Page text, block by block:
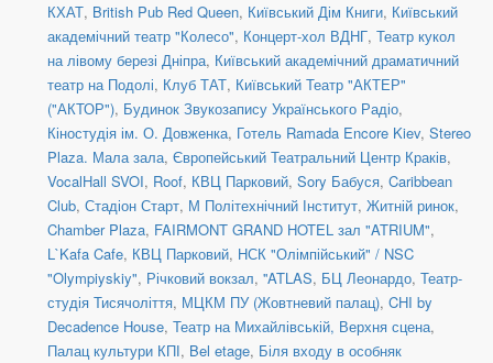
КХАТ, British Pub Red Queen, Київський Дім Книги, Київський
академічний театр "Колесо", Концерт-хол ВДНГ, Театр кукол
на лівому березі Дніпра, Київський академічний драматичний
театр на Подолі, Клуб ТАТ, Київський Театр "АКТЕР"
("АКТОР"), Будинок Звукозапису Українського Радіо,
Кіностудія ім. О. Довженка, Готель Ramada Encore Kiev, Stereo
Plaza. Мала зала, Європейський Театральний Центр Краків,
VocalHall SVOI, Roof, КВЦ Парковий, Sory Бабуся, Caribbean
Club, Стадіон Старт, М Політехнічний Інститут, Житній ринок,
Chamber Plaza, FAIRMONT GRAND HOTEL зал "ATRIUM",
L`Kafa Cafe, КВЦ Парковий, НСК "Олімпійський" / NSC
"Olympiyskiy", Річковий вокзал, ''ATLAS, БЦ Леонардо, Театр-
студія Тисячоліття, МЦКМ ПУ (Жовтневий палац), CHI by
Decadence House, Театр на Михайлівській, Верхня сцена,
Палац культури КПІ, Bel etage, Біля входу в особняк